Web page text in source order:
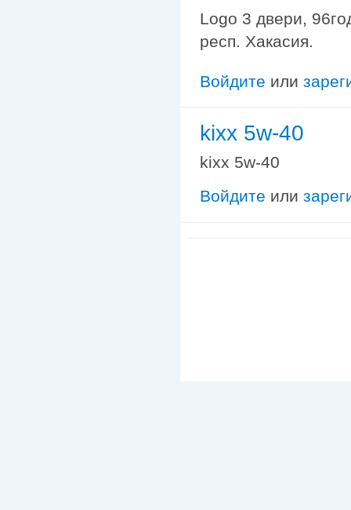
Logo 3 двери,
респ. Хакасия.
Войдите или
kixx 5w-40
kixx 5w-40
Войдите или